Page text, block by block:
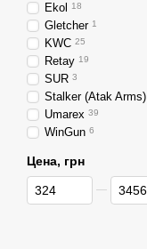
Ekol 18
Gletcher 1
KWC 25
Retay 19
SUR 3
Stalker (Atak Arms)
Umarex 39
WinGun 6
Цена, грн
От Цена, грн
До Цена, грн